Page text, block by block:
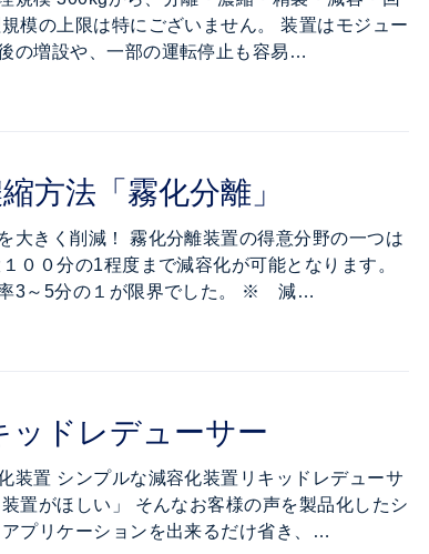
模の上限は特にございません。 装置はモジュー
の増設や、一部の運転停止も容易…
方法「霧化分離」
大きく削減！ 霧化分離装置の得意分野の一つは
００分の1程度まで減容化が可能となります。
3～5分の１が限界でした。 ※ 減…
ッドレデューサー
装置 シンプルな減容化装置リキッドレデューサ
置がほしい」 そんなお客様の声を製品化したシ
プリケーションを出来るだけ省き、…